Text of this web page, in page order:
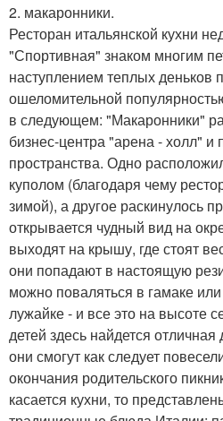
2. макаронники.
Ресторан итальянской кухни
"Спортивная" знаком многим
наступлением теплых деньков
ошеломительной
в следующем: "Макаронники"
бизнес-центра "арена - холл" и
пространства. Одно
куполом (благодаря чему
зимой), а другое раскинулось
открывается чудный вид на
выходят на крышу, где стоят
они попадают в настоящую
можно поваляться в гамаке
лужайке - и все это на высоте
детей здесь найдется
они смогут как следует
окончания родительского
касается кухни, то